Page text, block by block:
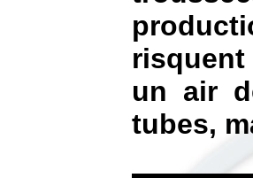
risquent
un air
tubes,